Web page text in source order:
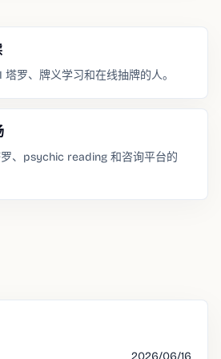
罗、牌义学习和在线抽牌的人。
、psychic reading 和咨询平台的
2026/06/16